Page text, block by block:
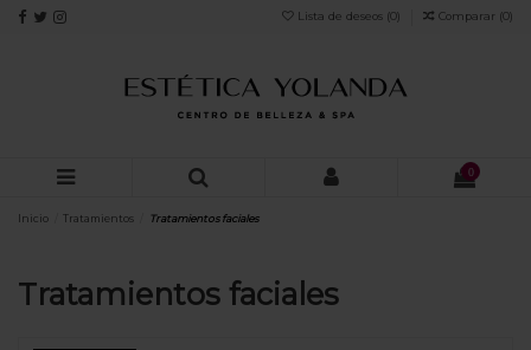
Lista de deseos (0) Comparar (0)
0
Inicio Tratamientos Tratamientos faciales
Tratamientos faciales